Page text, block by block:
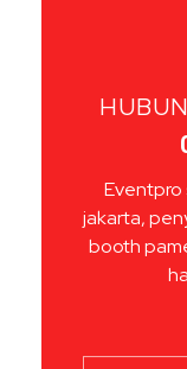
Eventpro
jakarta,
booth